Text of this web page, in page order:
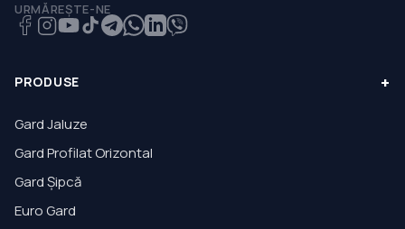
URMĂREȘTE-NE
PRODUSE +
Gard Jaluze
Gard Profilat Orizontal
Gard Șipcă
Euro Gard